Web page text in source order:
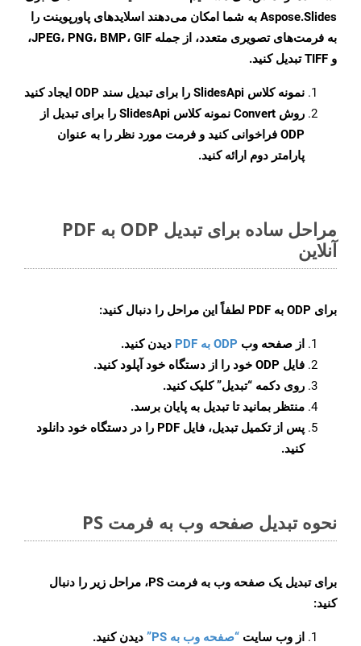
Aspose.Slides به شما امکان می‌دهند اسلایدهای پاورپوینت را
به فرمت‌های تصویری متعدد، از جمله JPEG، PNG، BMP، GIF،
و TIFF تبدیل کنید.
نمونه کلاس SlidesApi را برای تبدیل سند ODP ایجاد کنید
روش Convert
نمونه کلاس SlidesApi را برای تبدیل از
ODP فراخوانی کنید و فرمت مورد نظر را به عنوان
پارامتر دوم ارائه کنید.
مراحل ساده برای تبدیل ODP به PDF
آنلاین
برای ODP به PDF لطفاً این مراحل را دنبال کنید:
از صفحه وب ODP به PDF
دیدن کنید.
فایل ODP خود را از دستگاه خود آپلود کنید.
روی دکمه “تبدیل”کلیک کنید.
منتظر بمانید تا تبدیل به پایان برسد.
پس از تکمیل تبدیل، فایل PDF را در دستگاه خود دانلود
کنید.
نحوه تبدیل صفحه وب به فرمت PS
برای تبدیل یک صفحه وب به فرمت PS، مراحل زیر را دنبال
کنید:
از وب سایت “صفحه وب به PS”
دیدن کنید.